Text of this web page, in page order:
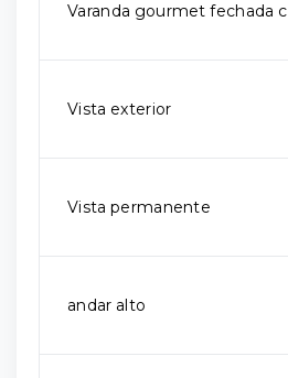
Varanda gourmet fechada c
Vista exterior
Vista permanente
andar alto